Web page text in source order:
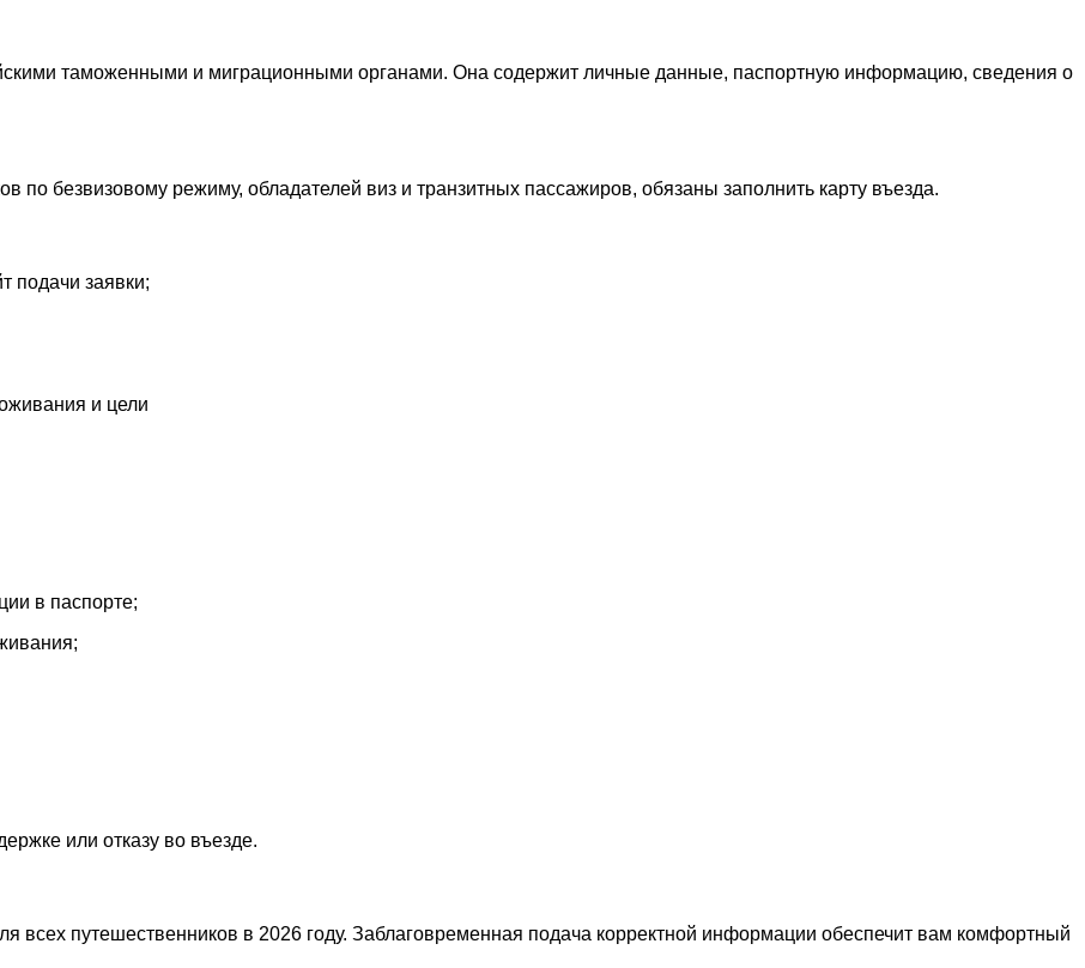
таможенными и миграционными органами. Она содержит личные данные, паспортную информацию, сведения о
по безвизовому режиму, обладателей виз и транзитных пассажиров, обязаны заполнить карту въезда.
подачи заявки;
и цели
в паспорте;
или отказу во въезде.
всех путешественников в 2026 году. Заблаговременная подача корректной информации обеспечит вам комфортный